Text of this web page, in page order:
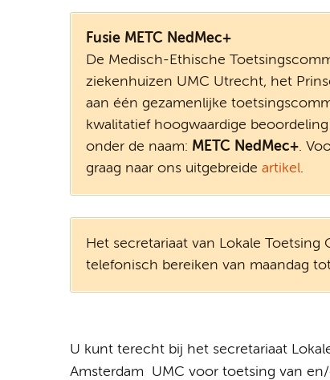
Fusie METC NedMec+
De Medisch-Ethische
ziekenhuizen UMC Utrecht, het
aan één gezamenlijke
kwalitatief hoogwaardige
onder de naam: METC NedMec+.
graag naar ons uitgebreide artikel.
Het secretariaat van Lokale
telefonisch bereiken van maandag
U kunt terecht bij het secretariaat
Amsterdam UMC voor toetsing van